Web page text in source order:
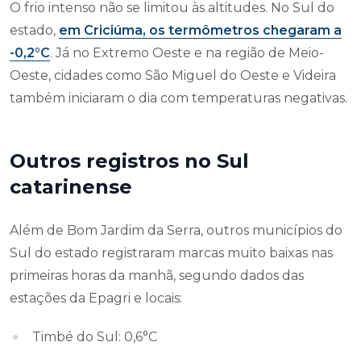
O frio intenso não se limitou às altitudes. No Sul do
estado, em Criciúma, os termômetros chegaram a
-0,2°C. Já no Extremo Oeste e na região de Meio-
Oeste, cidades como São Miguel do Oeste e Videira
também iniciaram o dia com temperaturas negativas.
Outros registros no Sul
catarinense
Além de Bom Jardim da Serra, outros municípios do
Sul do estado registraram marcas muito baixas nas
primeiras horas da manhã, segundo dados das
estações da Epagri e locais:
Timbé do Sul: 0,6°C